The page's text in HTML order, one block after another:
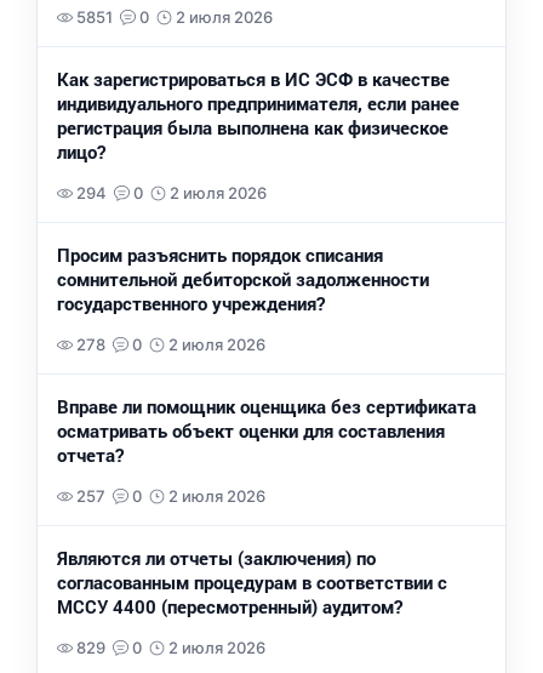
5851 0 2 июля 2026
Как зарегистрироваться в ИС ЭСФ в качестве
индивидуального предпринимателя, если ранее
регистрация была выполнена как физическое
лицо?
294 0 2 июля 2026
Просим разъяснить порядок списания
сомнительной дебиторской задолженности
государственного учреждения?
278 0 2 июля 2026
Вправе ли помощник оценщика без сертификата
осматривать объект оценки для составления
отчета?
257 0 2 июля 2026
Являются ли отчеты (заключения) по
согласованным процедурам в соответствии с
МССУ 4400 (пересмотренный) аудитом?
829 0 2 июля 2026